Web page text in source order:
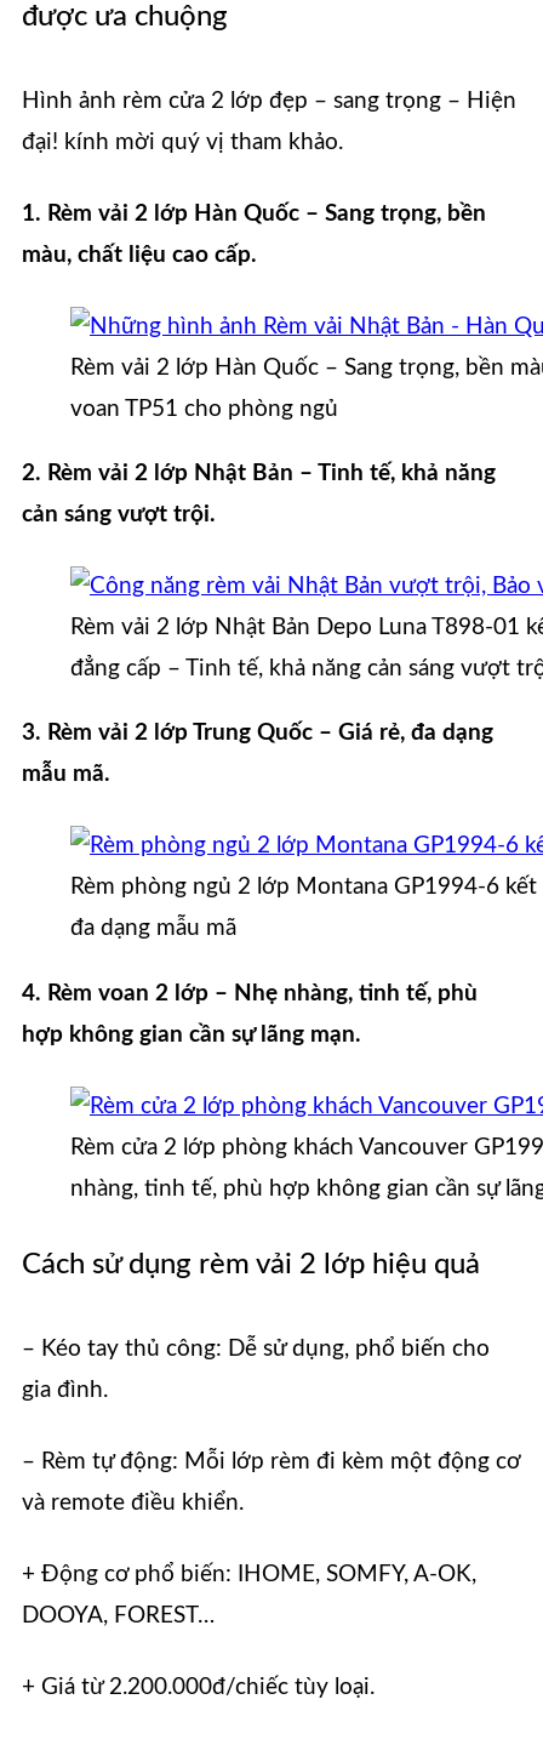
được ưa chuộng
Hình ảnh rèm cửa 2 lớp đẹp – sang trọng – Hiện
đại! kính mời quý vị tham khảo.
1. Rèm vải 2 lớp Hàn Quốc – Sang trọng, bền
màu, chất liệu cao cấp.
Rèm vải 2 lớp Hàn Quốc – Sang trọng, bền
voan TP51 cho phòng ngủ
2. Rèm vải 2 lớp Nhật Bản – Tinh tế, khả năng
cản sáng vượt trội.
Rèm vải 2 lớp Nhật Bản Depo Luna T898-01
đẳng cấp – Tinh tế, khả năng cản sáng vượt
3. Rèm vải 2 lớp Trung Quốc – Giá rẻ, đa dạng
mẫu mã.
Rèm phòng ngủ 2 lớp Montana GP1994-6
đa dạng mẫu mã
4. Rèm voan 2 lớp – Nhẹ nhàng, tinh tế, phù
hợp không gian cần sự lãng mạn.
Rèm cửa 2 lớp phòng khách Vancouver
nhàng, tinh tế, phù hợp không gian cần sự
Cách sử dụng rèm vải 2 lớp hiệu quả
– Kéo tay thủ công: Dễ sử dụng, phổ biến cho
gia đình.
– Rèm tự động: Mỗi lớp rèm đi kèm một động cơ
và remote điều khiển.
+ Động cơ phổ biến: IHOME, SOMFY, A-OK,
DOOYA, FOREST…
+ Giá từ 2.200.000đ/chiếc tùy loại.